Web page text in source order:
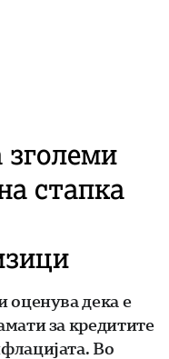
зголеми
стапка
оценува дека е
за кредитите
Во